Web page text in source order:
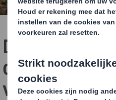
DS Smith en
contract voor
verpakkingen